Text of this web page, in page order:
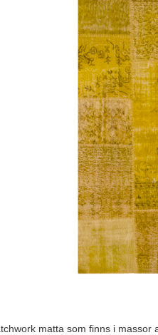
matta som finns i